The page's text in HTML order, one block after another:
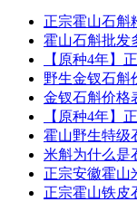
正宗霍山石斛
霍山石斛批发
【原种4年】
野生金钗石斛
金钗石斛价格
【原种4年】
霍山野生特级
米斛为什么是
正宗安徽霍山
正宗霍山铁皮